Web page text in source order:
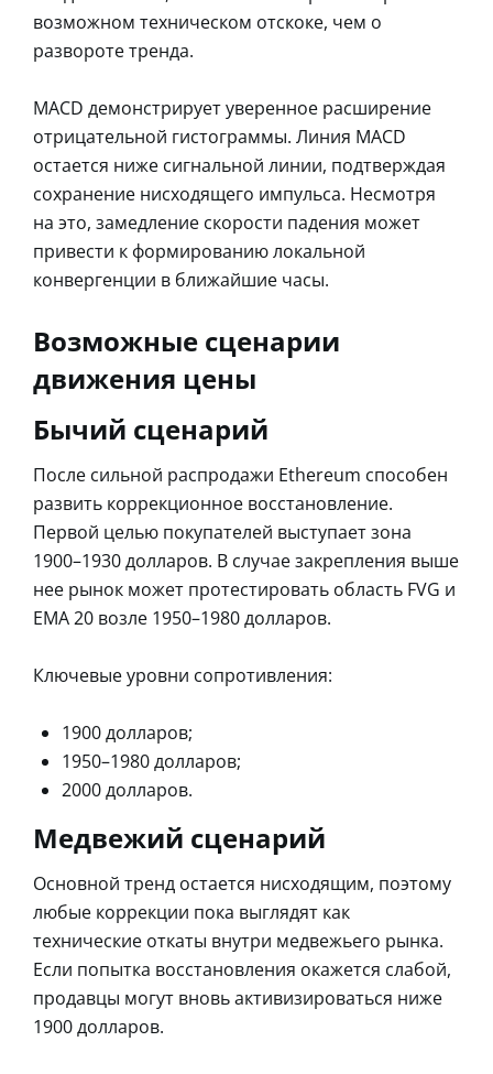
возможном техническом отскоке, чем о
развороте тренда.
MACD демонстрирует уверенное расширение
отрицательной гистограммы. Линия MACD
остается ниже сигнальной линии, подтверждая
сохранение нисходящего импульса. Несмотря
на это, замедление скорости падения может
привести к формированию локальной
конвергенции в ближайшие часы.
Возможные сценарии
движения цены
Бычий сценарий
После сильной распродажи Ethereum способен
развить коррекционное восстановление.
Первой целью покупателей выступает зона
1900–1930 долларов. В случае закрепления выше
нее рынок может протестировать область FVG и
EMA 20 возле 1950–1980 долларов.
Ключевые уровни сопротивления:
1900 долларов;
1950–1980 долларов;
2000 долларов.
Медвежий сценарий
Основной тренд остается нисходящим, поэтому
любые коррекции пока выглядят как
технические откаты внутри медвежьего рынка.
Если попытка восстановления окажется слабой,
продавцы могут вновь активизироваться ниже
1900 долларов.